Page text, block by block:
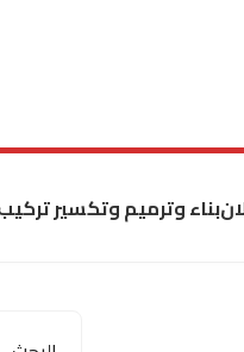
بناء وترميم وتكسير